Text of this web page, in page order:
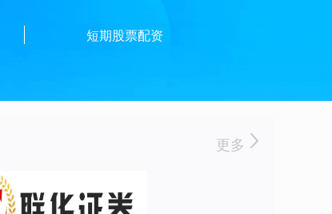
短期股票配资
更多